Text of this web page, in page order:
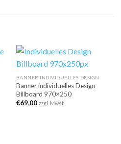
BANNER INDIVIDUELLES DESIGN
Banner individuelles Design
Billboard 970×250
€69,00 zzgl. Mwst.